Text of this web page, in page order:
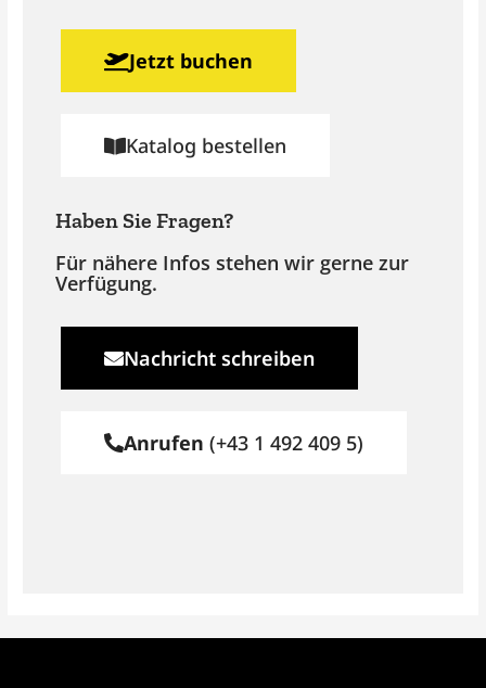
Jetzt buchen
Katalog bestellen
Haben Sie Fragen?
Für nähere Infos stehen wir gerne zur
Verfügung.
Nachricht schreiben
Anrufen (+43 1 492 409 5)